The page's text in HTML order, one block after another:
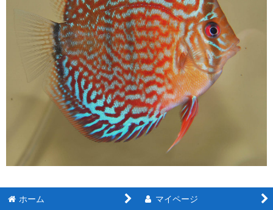
ホーム マイページ